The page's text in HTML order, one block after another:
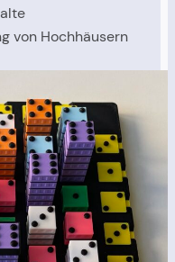
von Hochhäusern